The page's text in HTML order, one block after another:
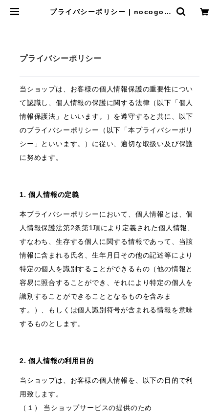
プライバシーポリシー | nocogou
プライバシーポリシー
当ショップは、お客様の個人情報保護の重要性につい
て認識し、個人情報の保護に関する法律（以下「個人
情報保護法」といいます。）を遵守すると共に、以下
のプライバシーポリシー（以下「本プライバシーポリ
シー」といいます。）に従い、適切な取扱い及び保護
に努めます。
1. 個人情報の定義
本プライバシーポリシーにおいて、個人情報とは、個
人情報保護法第2条第1項により定義された個人情報、
すなわち、生存する個人に関する情報であって、当該
情報に含まれる氏名、生年月日その他の記述等により
特定の個人を識別することができるもの（他の情報と
容易に照合することができ、それにより特定の個人を
識別することができることとなるものを含みま
す。）、もしくは個人識別符号が含まれる情報を意味
するものとします。
2. 個人情報の利用目的
当ショップは、お客様の個人情報を、以下の目的で利
用致します。
（１） 当ショップサービスの提供のため